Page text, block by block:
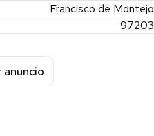
Francisco de Montejo
97203
anuncio